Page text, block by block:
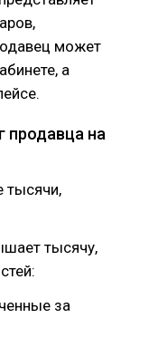
может
а
продавца на
тысячи,
тысячу,
за